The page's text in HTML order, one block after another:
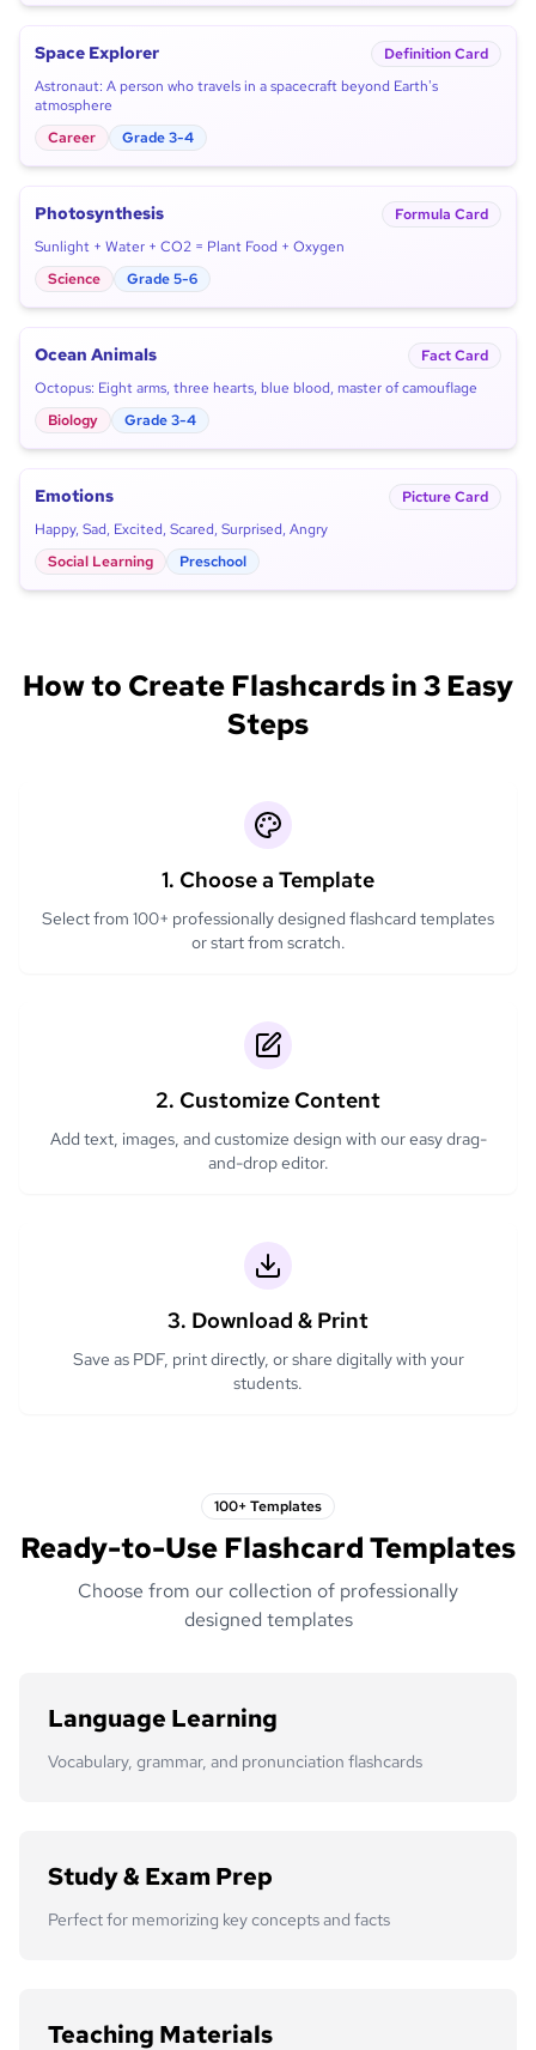
Space Explorer
Definition Card
Astronaut: A person who travels in a spacecraft beyond Earth's
atmosphere
Career
Grade 3-4
Photosynthesis
Formula Card
Sunlight + Water + CO2 = Plant Food + Oxygen
Science
Grade 5-6
Ocean Animals
Fact Card
Octopus: Eight arms, three hearts, blue blood, master of camouflage
Biology
Grade 3-4
Emotions
Picture Card
Happy, Sad, Excited, Scared, Surprised, Angry
Social Learning
Preschool
How to Create Flashcards in 3 Easy
Steps
1. Choose a Template
Select from 100+ professionally designed flashcard templates
or start from scratch.
2. Customize Content
Add text, images, and customize design with our easy drag-
and-drop editor.
3. Download & Print
Save as PDF, print directly, or share digitally with your
students.
100+ Templates
Ready-to-Use Flashcard Templates
Choose from our collection of professionally
designed templates
Language Learning
Vocabulary, grammar, and pronunciation flashcards
Study & Exam Prep
Perfect for memorizing key concepts and facts
Teaching Materials